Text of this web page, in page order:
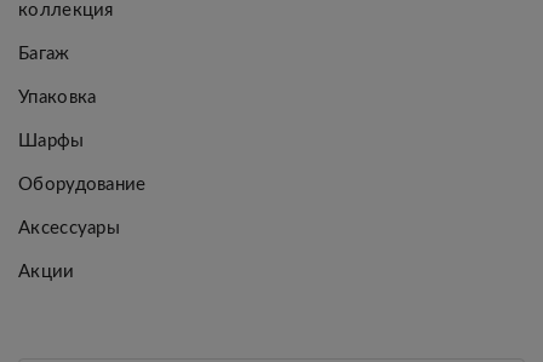
коллекция
Багаж
Упаковка
Шарфы
Оборудование
Аксессуары
Акции